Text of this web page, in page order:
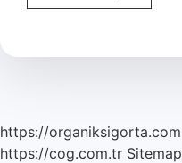
Olmak
https://organiksigorta.com
https://cog.com.tr Sitemap